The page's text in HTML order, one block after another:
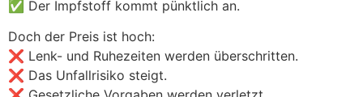
✅ Der Impfstoff kommt pünktlich an.
Doch der Preis ist hoch:
❌ Lenk- und Ruhezeiten werden überschritten.
❌ Das Unfallrisiko steigt.